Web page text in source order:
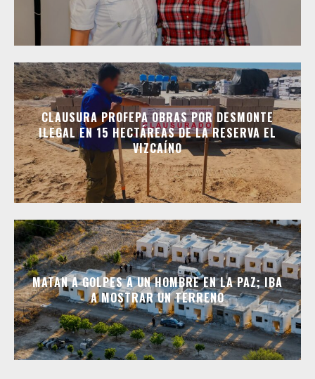
CLAUSURA PROFEPA OBRAS POR DESMONTE
ILEGAL EN 15 HECTÁREAS DE LA RESERVA EL
VIZCAÍNO
MATAN A GOLPES A UN HOMBRE EN LA PAZ; IBA
A MOSTRAR UN TERRENO